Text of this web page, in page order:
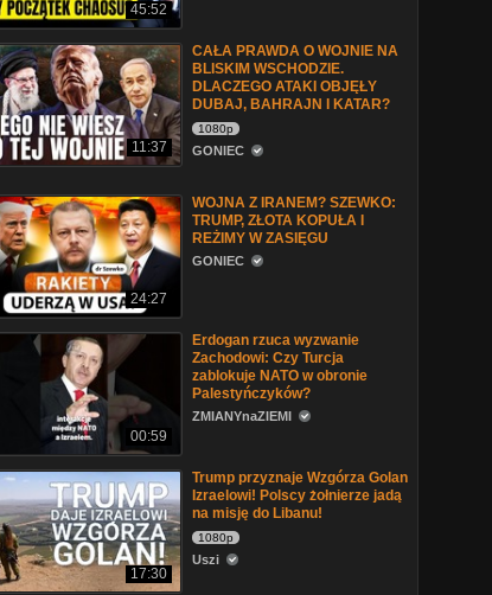
45:52
11:37
CAŁA PRAWDA O WOJNIE NA
BLISKIM WSCHODZIE.
DLACZEGO ATAKI OBJĘŁY
DUBAJ, BAHRAJN I KATAR?
1080p
GONIEC
24:27
WOJNA Z IRANEM? SZEWKO:
TRUMP, ZŁOTA KOPUŁA I
REŻIMY W ZASIĘGU
GONIEC
00:59
Erdogan rzuca wyzwanie
Zachodowi: Czy Turcja
zablokuje NATO w obronie
Palestyńczyków?
ZMIANYnaZIEMI
17:30
Trump przyznaje Wzgórza Golan
Izraelowi! Polscy żołnierze jadą
na misję do Libanu!
1080p
Uszi